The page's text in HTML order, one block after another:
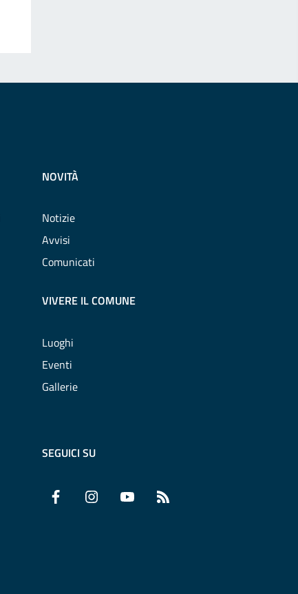
NOVITÀ
Notizie
Avvisi
Comunicati
VIVERE IL COMUNE
Luoghi
Eventi
Gallerie
SEGUICI SU
Facebook InstagramYouTube